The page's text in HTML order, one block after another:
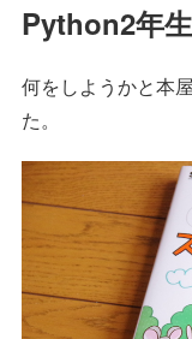
Python2年
何をしようかと本
た。